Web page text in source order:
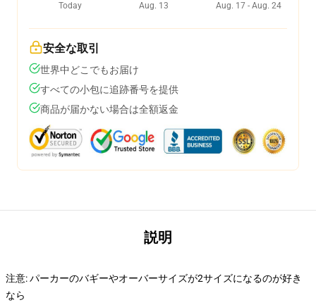
Today
Aug. 13
Aug. 17 - Aug. 24
安全な取引
世界中どこでもお届け
すべての小包に追跡番号を提供
商品が届かない場合は全額返金
説明
注意: パーカーのバギーやオーバーサイズが2サイズになるのが好き
なら